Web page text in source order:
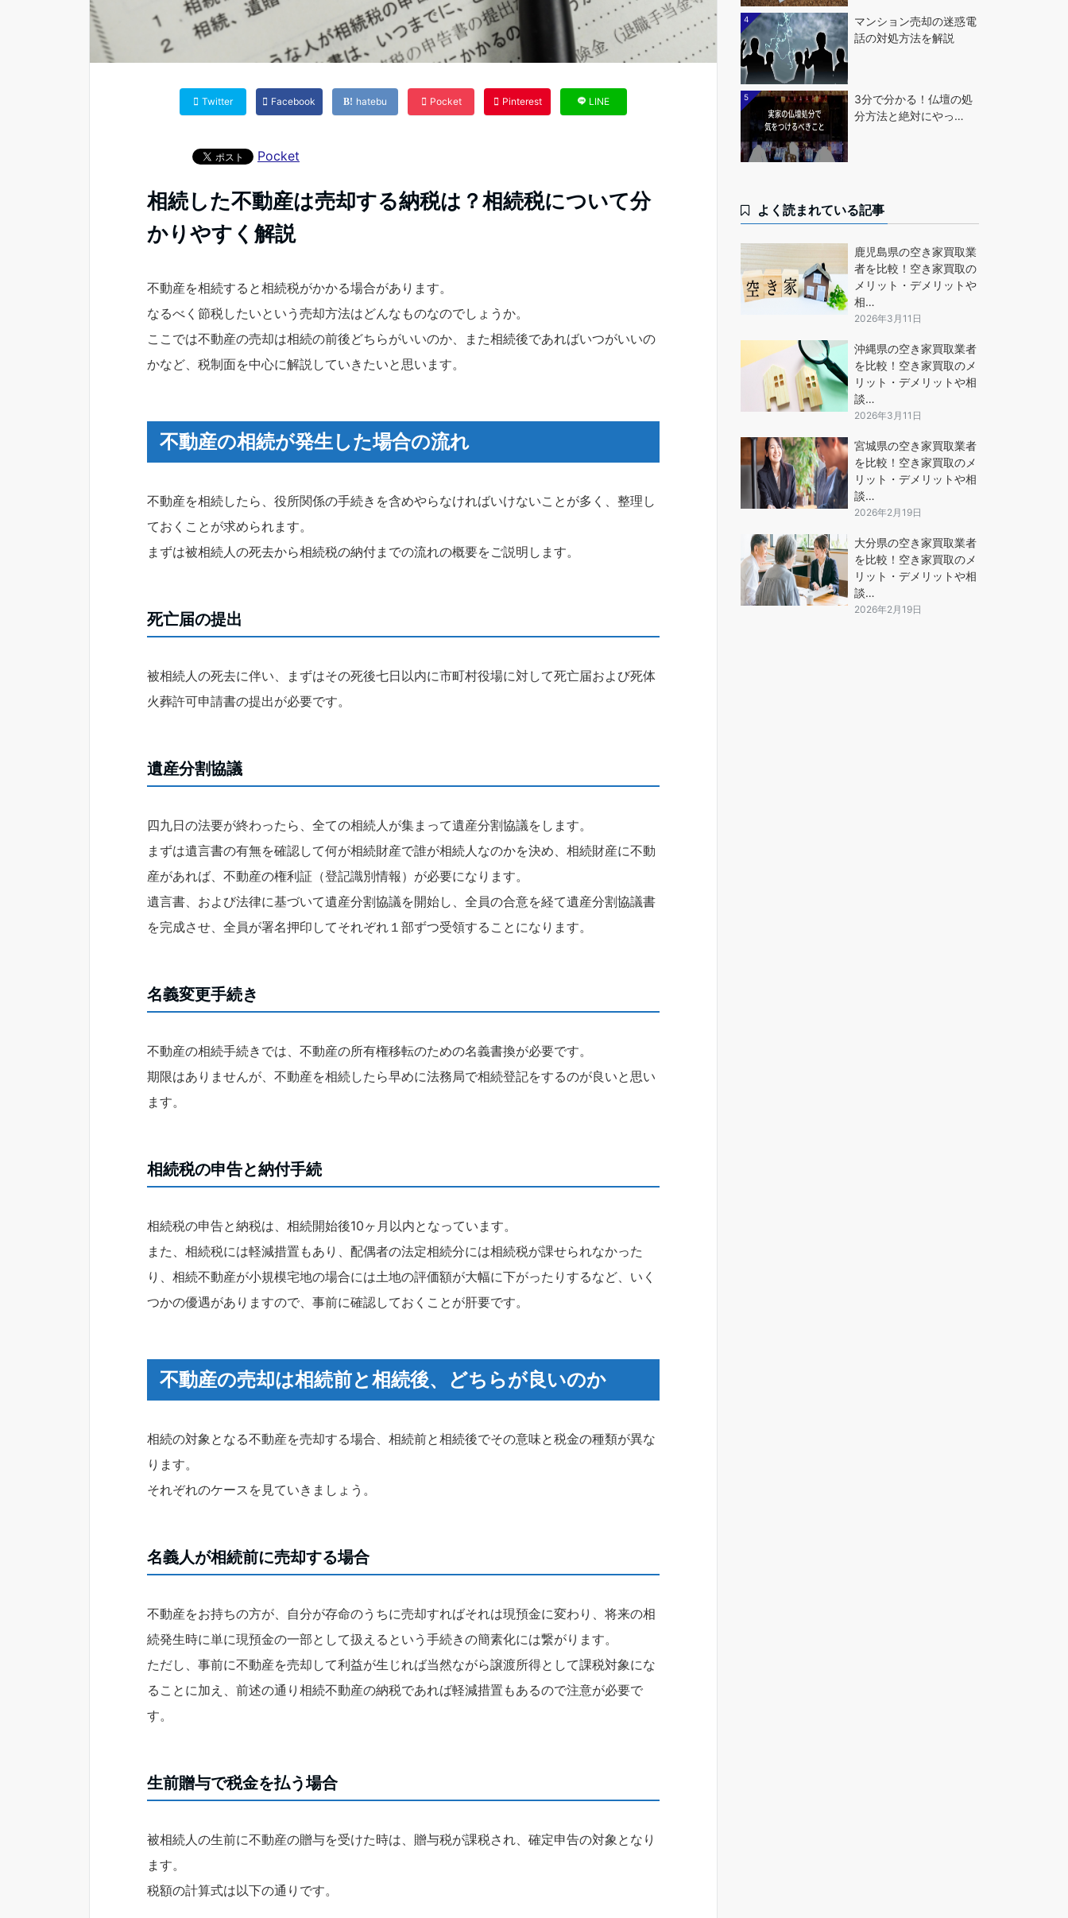
Twitter Facebook hatebu Pocket Pinterest LINE
Pocket
相続した不動産は売却する納税は？相続税について分
かりやすく解説
不動産を相続すると相続税がかかる場合があります。
なるべく節税したいという売却方法はどんなものなのでしょうか。
ここでは不動産の売却は相続の前後どちらがいいのか、また相続後であればいつがいいの
かなど、税制面を中心に解説していきたいと思います。
不動産の相続が発生した場合の流れ
不動産を相続したら、役所関係の手続きを含めやらなければいけないことが多く、整理し
ておくことが求められます。
まずは被相続人の死去から相続税の納付までの流れの概要をご説明します。
死亡届の提出
被相続人の死去に伴い、まずはその死後七日以内に市町村役場に対して死亡届および死体
火葬許可申請書の提出が必要です。
遺産分割協議
四九日の法要が終わったら、全ての相続人が集まって遺産分割協議をします。
まずは遺言書の有無を確認して何が相続財産で誰が相続人なのかを決め、相続財産に不動
産があれば、不動産の権利証（登記識別情報）が必要になります。
遺言書、および法律に基づいて遺産分割協議を開始し、全員の合意を経て遺産分割協議書
を完成させ、全員が署名押印してそれぞれ１部ずつ受領することになります。
名義変更手続き
不動産の相続手続きでは、不動産の所有権移転のための名義書換が必要です。
期限はありませんが、不動産を相続したら早めに法務局で相続登記をするのが良いと思い
ます。
相続税の申告と納付手続
相続税の申告と納税は、相続開始後10ヶ月以内となっています。
また、相続税には軽減措置もあり、配偶者の法定相続分には相続税が課せられなかった
り、相続不動産が小規模宅地の場合には土地の評価額が大幅に下がったりするなど、いく
つかの優遇がありますので、事前に確認しておくことが肝要です。
不動産の売却は相続前と相続後、どちらが良いのか
相続の対象となる不動産を売却する場合、相続前と相続後でその意味と税金の種類が異な
ります。
それぞれのケースを見ていきましょう。
名義人が相続前に売却する場合
不動産をお持ちの方が、自分が存命のうちに売却すればそれは現預金に変わり、将来の相
続発生時に単に現預金の一部として扱えるという手続きの簡素化には繋がります。
ただし、事前に不動産を売却して利益が生じれば当然ながら譲渡所得として課税対象にな
ることに加え、前述の通り相続不動産の納税であれば軽減措置もあるので注意が必要で
す。
生前贈与で税金を払う場合
被相続人の生前に不動産の贈与を受けた時は、贈与税が課税され、確定申告の対象となり
ます。
税額の計算式は以下の通りです。
4
マンション売却の迷惑電
話の対処方法を解説
5
3分で分かる！仏壇の処
分方法と絶対にやっ…
よく読まれている記事
鹿児島県の空き家買取業
者を比較！空き家買取の
メリット・デメリットや
相…
2026年3月11日
沖縄県の空き家買取業者
を比較！空き家買取のメ
リット・デメリットや相
談…
2026年3月11日
宮城県の空き家買取業者
を比較！空き家買取のメ
リット・デメリットや相
談…
2026年2月19日
大分県の空き家買取業者
を比較！空き家買取のメ
リット・デメリットや相
談…
2026年2月19日